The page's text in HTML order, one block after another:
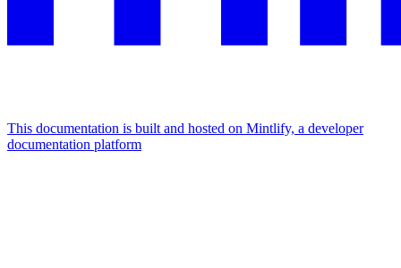
This documentation is built and hosted on Mintlify, a developer
documentation platform